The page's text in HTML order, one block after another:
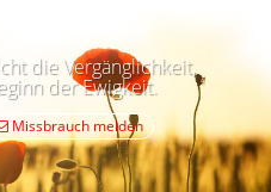
die Vergänglichkeit,
der Ewigkeit.
Missbrauch melden